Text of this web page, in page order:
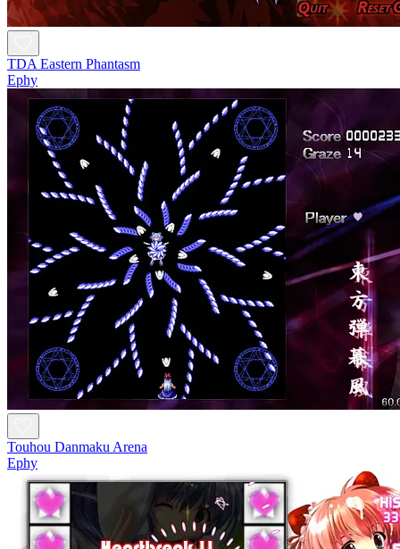
TDA Eastern Phantasm
Ephy
Touhou Danmaku Arena
Ephy